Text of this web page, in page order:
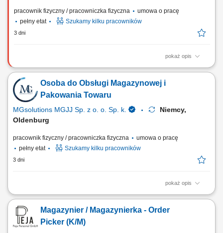
pracownik fizyczny / pracowniczka fizyczna
umowa o pracę
pełny etat
Szukamy kilku pracowników
3 dni
pokaż opis
Zadania: Wsparcie procesów produkcyjnych poprzez prace
pomocnicze i fizyczne; Obsługa prostych maszyn produkcyjnych;
Pakowanie i układanie gotowych wyrobów; Kontrola jakości produktów;
Kompletowanie i przygotowanie zamówień; Wykonywanie różnych
zadań pomocniczych na terenie zakładu;
Osoba do Obsługi Magazynowej i
Pakowania Towaru
MGsolutions MGJJ Sp. z o. o. Sp. k.
Niemcy,
Oldenburg
pracownik fizyczny / pracowniczka fizyczna
umowa o pracę
pełny etat
Szukamy kilku pracowników
3 dni
pokaż opis
Opis stanowiska Proste prace manualne polegające na sortowaniu,
prawidłowe układanie produktów na półkach magazynowych zgodnie z
instrukcjami. Dbanie o ogólny porządek na stanowisku pracy oraz
realizacja bieżących zadań pomocniczych.
Magazynier / Magazynierka - Order
Picker (K/M)